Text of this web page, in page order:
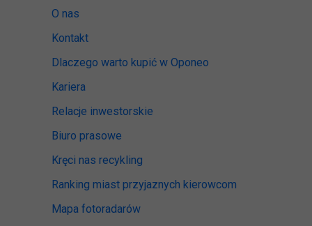
O nas
Kontakt
Dlaczego warto kupić w Oponeo
Kariera
Relacje inwestorskie
Biuro prasowe
Kręci nas recykling
Ranking miast przyjaznych kierowcom
Mapa fotoradarów